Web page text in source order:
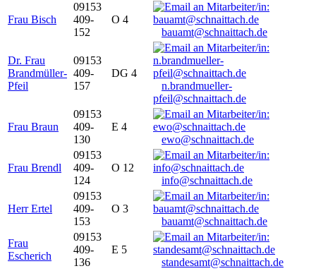
Frau Bisch
09153
409-
152
O 4
bauamt@schnaittach.de
Dr. Frau
Brandmüller-
Pfeil
09153
409-
157
DG 4
n.brandmueller-
pfeil@schnaittach.de
Frau Braun
09153
409-
130
E 4
ewo@schnaittach.de
Frau Brendl
09153
409-
124
O 12
info@schnaittach.de
Herr Ertel
09153
409-
153
O 3
bauamt@schnaittach.de
Frau
Escherich
09153
409-
136
E 5
standesamt@schnaittach.de